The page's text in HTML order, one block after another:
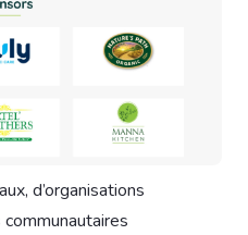
d’organisations